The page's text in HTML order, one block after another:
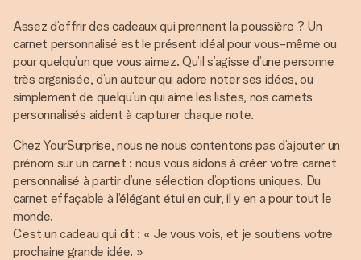
Assez d’offrir des cadeaux qui prennent la poussière ? Un
carnet personnalisé est le présent idéal pour vous-même ou
pour quelqu’un que vous aimez. Qu’il s’agisse d’une personne
très organisée, d’un auteur qui adore noter ses idées, ou
simplement de quelqu’un qui aime les listes, nos carnets
personnalisés aident à capturer chaque note.
Chez YourSurprise, nous ne nous contentons pas d’ajouter un
prénom sur un carnet : nous vous aidons à créer votre carnet
personnalisé à partir d’une sélection d’options uniques. Du
carnet effaçable à l’élégant étui en cuir, il y en a pour tout le
monde.
C’est un cadeau qui dit : « Je vous vois, et je soutiens votre
prochaine grande idée. »